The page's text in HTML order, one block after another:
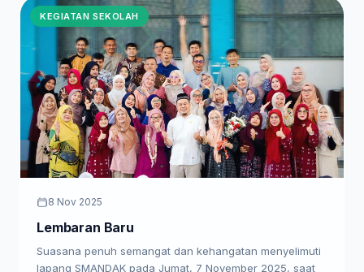
KEGIATAN SEKOLAH
8 Nov 2025
Lembaran Baru
Suasana penuh semangat dan kehangatan menyelimuti
lapang SMANDAK pada Jumat, 7 November 2025, saat